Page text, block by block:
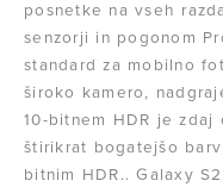
posnetke na vseh
senzorji in pogonom
standard za mobilno
široko kamero,
10-bitnem HDR je zdaj
štirikrat bogatejšo
bitnim HDR.. Galaxy